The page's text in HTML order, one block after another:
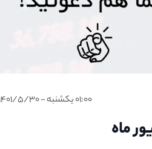
۰۱:۰۰ یکشنبه - ۱۴۰۱/۵/۳۰